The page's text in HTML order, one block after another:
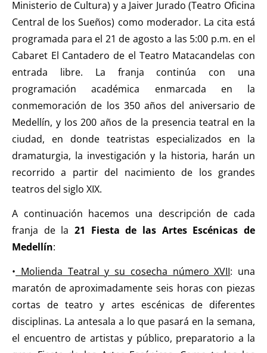
Ministerio de Cultura) y a Jaiver Jurado (Teatro Oficina
Central de los Sueños) como moderador. La cita está
programada para el 21 de agosto a las 5:00 p.m. en el
Cabaret El Cantadero de el Teatro Matacandelas con
entrada libre. La franja continúa con una
programación académica enmarcada en la
conmemoración de los 350 años del aniversario de
Medellín, y los 200 años de la presencia teatral en la
ciudad, en donde teatristas especializados en la
dramaturgia, la investigación y la historia, harán un
recorrido a partir del nacimiento de los grandes
teatros del siglo XIX.
A continuación hacemos una descripción de cada
franja de la 21 Fiesta de las Artes Escénicas de
Medellín:
• Molienda Teatral y su cosecha número XVII: una
maratón de aproximadamente seis horas con piezas
cortas de teatro y artes escénicas de diferentes
disciplinas. La antesala a lo que pasará en la semana,
el encuentro de artistas y público, preparatorio a la